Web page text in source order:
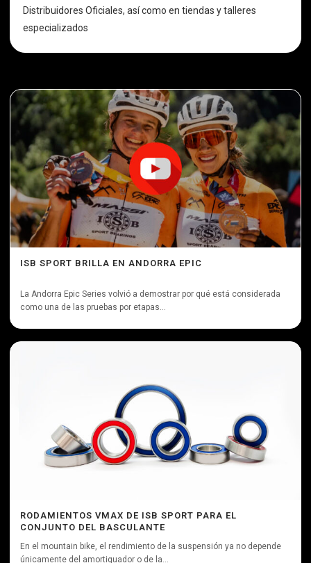
Distribuidores Oficiales, así como en tiendas y talleres
especializados
ISB SPORT BRILLA EN ANDORRA EPIC
La Andorra Epic Series volvió a demostrar por qué está considerada
como una de las pruebas por etapas...
RODAMIENTOS VMAX DE ISB SPORT PARA EL
CONJUNTO DEL BASCULANTE
En el mountain bike, el rendimiento de la suspensión ya no depende
únicamente del amortiguador o de la...